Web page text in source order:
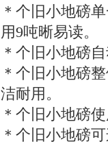
＊个旧小地磅
用9吨晰易读。
＊个旧小地磅
＊个旧小地磅
洁耐用。
＊个旧小地磅
＊个旧小地磅